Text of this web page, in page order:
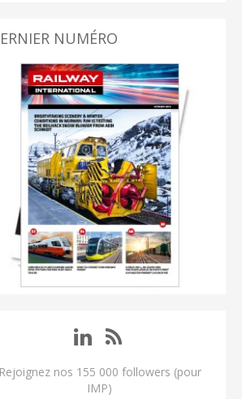
NUMÉRO
Rejoignez nos 155 000 followers (pour
IMP)